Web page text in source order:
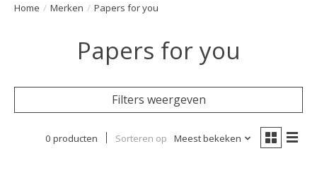
Home / Merken / Papers for you
Papers for you
Filters weergeven
0 producten Sorteren op Meest bekeken